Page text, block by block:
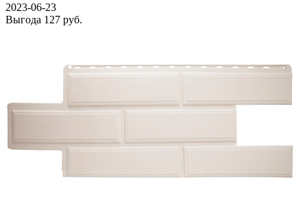
2023-06-23
Выгода 127 руб.